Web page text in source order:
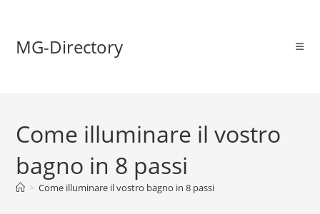
MG-Directory
Come illuminare il vostro
bagno in 8 passi
> Come illuminare il vostro bagno in 8 passi